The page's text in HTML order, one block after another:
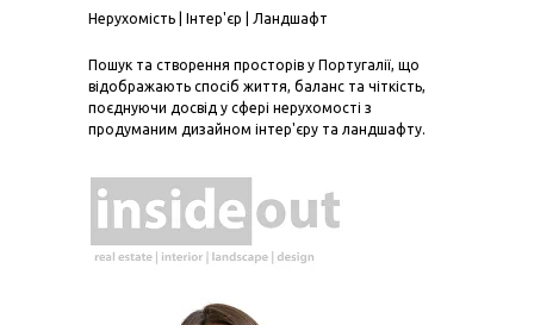
Нерухомість | Інтер'єр | Ландшафт
Пошук та створення просторів у Португалії, що
відображають спосіб життя, баланс та чіткість,
поєднуючи досвід у сфері нерухомості з
продуманим дизайном інтер'єру та ландшафту.